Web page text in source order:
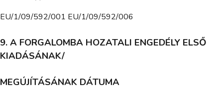
EU/1/09/592/001 EU/1/09/592/006
9. A FORGALOMBA HOZATALI ENGEDÉLY ELSŐ
KIADÁSÁNAK/
MEGÚJÍTÁSÁNAK DÁTUMA